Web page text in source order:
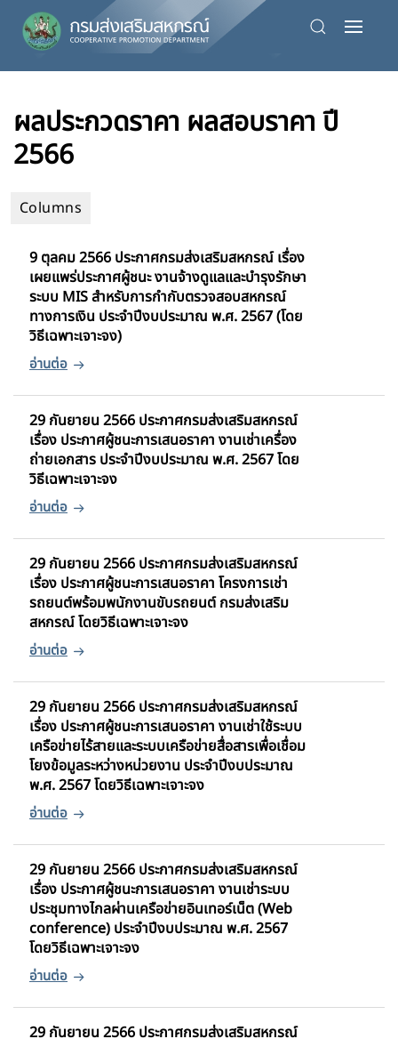
Skip
to
content
ผลประกวดราคา ผลสอบราคา ปี
2566
9 ตุลคม 2566 ประกาศกรมส่งเสริมสหกรณ์ เรื่อง
เผยแพร่ประกาศผู้ชนะ งานจ้างดูแลและบำรุงรักษา
ระบบ MIS สำหรับการกำกับตรวจสอบสหกรณ์
ทางการเงิน ประจำปีงบประมาณ พ.ศ. 2567 (โดย
วิธีเฉพาะเจาะจง)
29 กันยายน 2566 ประกาศกรมส่งเสริมสหกรณ์
เรื่อง ประกาศผู้ชนะการเสนอราคา งานเช่าเครื่อง
ถ่ายเอกสาร ประจำปีงบประมาณ พ.ศ. 2567 โดย
วิธีเฉพาะเจาะจง
29 กันยายน 2566 ประกาศกรมส่งเสริมสหกรณ์
เรื่อง ประกาศผู้ชนะการเสนอราคา โครงการเช่า
รถยนต์พร้อมพนักงานขับรถยนต์ กรมส่งเสริม
สหกรณ์ โดยวิธีเฉพาะเจาะจง
29 กันยายน 2566 ประกาศกรมส่งเสริมสหกรณ์
เรื่อง ประกาศผู้ชนะการเสนอราคา งานเช่าใช้ระบบ
เครือข่ายไร้สายและระบบเครือข่ายสื่อสารเพื่อเชื่อม
โยงข้อมูลระหว่างหน่วยงาน ประจำปีงบประมาณ
พ.ศ. 2567 โดยวิธีเฉพาะเจาะจง
29 กันยายน 2566 ประกาศกรมส่งเสริมสหกรณ์
เรื่อง ประกาศผู้ชนะการเสนอราคา งานเช่าระบบ
ประชุมทางไกลผ่านเครือข่ายอินเทอร์เน็ต (Web
conference) ประจำปีงบประมาณ พ.ศ. 2567
โดยวิธีเฉพาะเจาะจง
29 กันยายน 2566 ประกาศกรมส่งเสริมสหกรณ์